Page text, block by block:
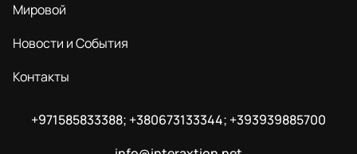
Мировой
Новости и События
Контакты
+971585833388; +380673133344; +393939885700